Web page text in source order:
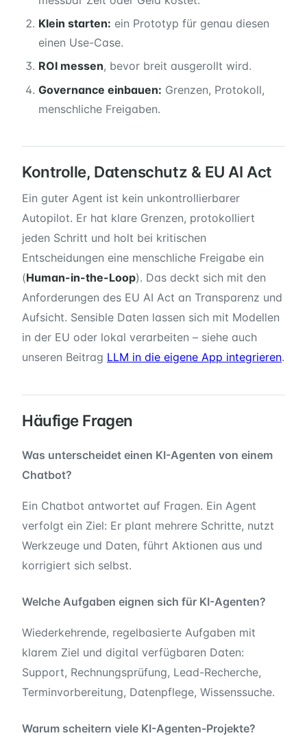
Klein starten: ein Prototyp für genau diesen
einen Use-Case.
ROI messen, bevor breit ausgerollt wird.
Governance einbauen: Grenzen, Protokoll,
menschliche Freigaben.
Kontrolle, Datenschutz & EU AI Act
Ein guter Agent ist kein unkontrollierbarer
Autopilot. Er hat klare Grenzen, protokolliert
jeden Schritt und holt bei kritischen
Entscheidungen eine menschliche Freigabe ein
(Human-in-the-Loop). Das deckt sich mit den
Anforderungen des EU AI Act an Transparenz und
Aufsicht. Sensible Daten lassen sich mit Modellen
in der EU oder lokal verarbeiten – siehe auch
unseren Beitrag LLM in die eigene App integrieren.
Häufige Fragen
Was unterscheidet einen KI-Agenten von einem
Chatbot?
Ein Chatbot antwortet auf Fragen. Ein Agent
verfolgt ein Ziel: Er plant mehrere Schritte, nutzt
Werkzeuge und Daten, führt Aktionen aus und
korrigiert sich selbst.
Welche Aufgaben eignen sich für KI-Agenten?
Wiederkehrende, regelbasierte Aufgaben mit
klarem Ziel und digital verfügbaren Daten:
Support, Rechnungsprüfung, Lead-Recherche,
Terminvorbereitung, Datenpflege, Wissenssuche.
Warum scheitern viele KI-Agenten-Projekte?